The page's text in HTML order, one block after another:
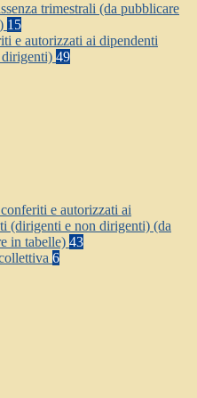
trimestrali (da pubblicare
15
e autorizzati ai dipendenti
49
e autorizzati ai
(dirigenti e non dirigenti) (da
in tabelle) 43
6